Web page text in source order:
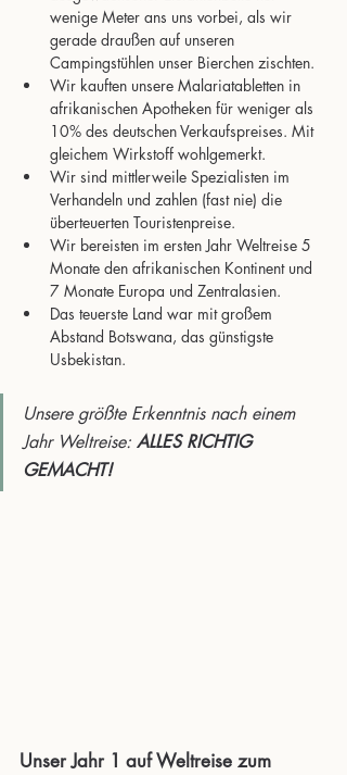
wenige Meter ans uns vorbei, als wir
gerade draußen auf unseren
Campingstühlen unser Bierchen zischten.
Wir kauften unsere Malariatabletten in
afrikanischen Apotheken für weniger als
10% des deutschen Verkaufspreises. Mit
gleichem Wirkstoff wohlgemerkt.
Wir sind mittlerweile Spezialisten im
Verhandeln und zahlen (fast nie) die
überteuerten Touristenpreise.
Wir bereisten im ersten Jahr Weltreise 5
Monate den afrikanischen Kontinent und
7 Monate Europa und Zentralasien.
Das teuerste Land war mit großem
Abstand Botswana, das günstigste
Usbekistan.
Unsere größte Erkenntnis nach einem
Jahr Weltreise: ALLES RICHTIG
GEMACHT!
Unser Jahr 1 auf Weltreise zum